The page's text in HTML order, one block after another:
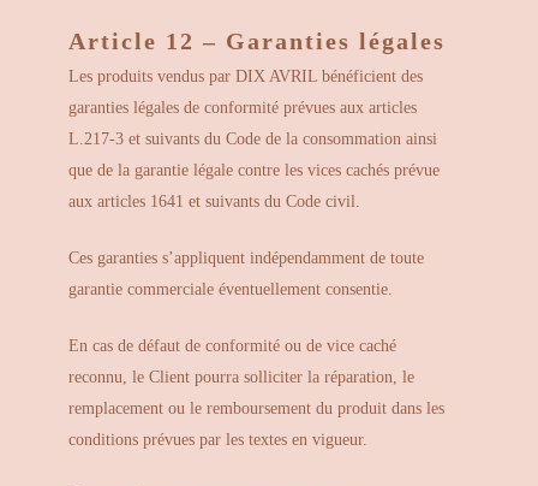
Article 12 – Garanties légales
Les produits vendus par DIX AVRIL bénéficient des
garanties légales de conformité prévues aux articles
L.217-3 et suivants du Code de la consommation ainsi
que de la garantie légale contre les vices cachés prévue
aux articles 1641 et suivants du Code civil.
Ces garanties s’appliquent indépendamment de toute
garantie commerciale éventuellement consentie.
En cas de défaut de conformité ou de vice caché
reconnu, le Client pourra solliciter la réparation, le
remplacement ou le remboursement du produit dans les
conditions prévues par les textes en vigueur.